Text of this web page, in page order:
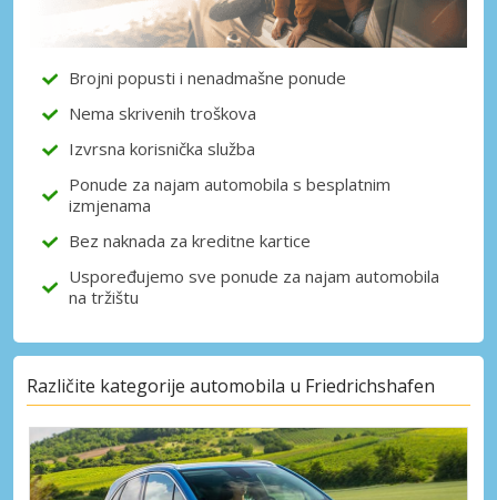
Brojni popusti i nenadmašne ponude
Nema skrivenih troškova
Izvrsna korisnička služba
Ponude za najam automobila s besplatnim
izmjenama
Bez naknada za kreditne kartice
Uspoređujemo sve ponude za najam automobila
na tržištu
Različite kategorije automobila u Friedrichshafen